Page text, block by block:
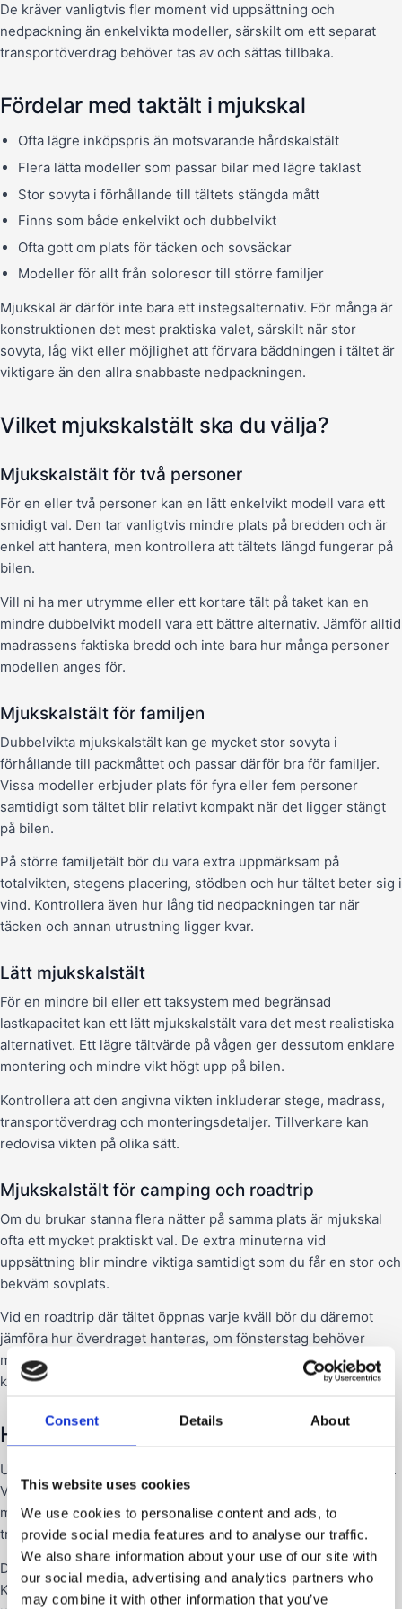
Consent Details About
This website uses cookies
We use cookies to personalise content and ads, to
provide social media features and to analyse our traffic.
We also share information about your use of our site with
our social media, advertising and analytics partners who
may combine it with other information that you’ve
De kräver vanligtvis fler moment vid uppsättning och
nedpackning än enkelvikta modeller, särskilt om ett separat
transportöverdrag behöver tas av och sättas tillbaka.
Fördelar med taktält i mjukskal
Ofta lägre inköpspris än motsvarande hårdskalstält
Flera lätta modeller som passar bilar med lägre taklast
Stor sovyta i förhållande till tältets stängda mått
Finns som både enkelvikt och dubbelvikt
Ofta gott om plats för täcken och sovsäckar
Modeller för allt från soloresor till större familjer
Mjukskal är därför inte bara ett instegsalternativ. För många är
konstruktionen det mest praktiska valet, särskilt när stor
sovyta, låg vikt eller möjlighet att förvara bäddningen i tältet är
viktigare än den allra snabbaste nedpackningen.
Vilket mjukskalstält ska du välja?
Mjukskalstält för två personer
För en eller två personer kan en lätt enkelvikt modell vara ett
smidigt val. Den tar vanligtvis mindre plats på bredden och är
enkel att hantera, men kontrollera att tältets längd fungerar på
bilen.
Vill ni ha mer utrymme eller ett kortare tält på taket kan en
mindre dubbelvikt modell vara ett bättre alternativ. Jämför alltid
madrassens faktiska bredd och inte bara hur många personer
modellen anges för.
Mjukskalstält för familjen
Dubbelvikta mjukskalstält kan ge mycket stor sovyta i
förhållande till packmåttet och passar därför bra för familjer.
Vissa modeller erbjuder plats för fyra eller fem personer
samtidigt som tältet blir relativt kompakt när det ligger stängt
på bilen.
På större familjetält bör du vara extra uppmärksam på
totalvikten, stegens placering, stödben och hur tältet beter sig i
vind. Kontrollera även hur lång tid nedpackningen tar när
täcken och annan utrustning ligger kvar.
Lätt mjukskalstält
För en mindre bil eller ett taksystem med begränsad
lastkapacitet kan ett lätt mjukskalstält vara det mest realistiska
alternativet. Ett lägre tältvärde på vågen ger dessutom enklare
montering och mindre vikt högt upp på bilen.
Kontrollera att den angivna vikten inkluderar stege, madrass,
transportöverdrag och monteringsdetaljer. Tillverkare kan
redovisa vikten på olika sätt.
Mjukskalstält för camping och roadtrip
Om du brukar stanna flera nätter på samma plats är mjukskal
ofta ett mycket praktiskt val. De extra minuterna vid
uppsättning blir mindre viktiga samtidigt som du får en stor och
bekväm sovplats.
Vid en roadtrip där tältet öppnas varje kväll bör du däremot
jämföra hur överdraget hanteras, om fönsterstag behöver
monteras och hur enkelt tältet går att stänga med sängkläder
kvar.
Hur snabbt öppnas ett mjukskalstält?
Uppsättningstiden varierar kraftigt mellan olika konstruktioner.
Vissa modeller har gasfjädrar och kan öppnas på omkring en
minut. Andra behöver fällas ut manuellt, varefter stege,
transportöverdrag och eventuella fönsterstag justeras.
Det är ofta nedpackningen som skiljer modellerna mest åt.
Kontrollera därför inte bara tillverkarens uppgivna